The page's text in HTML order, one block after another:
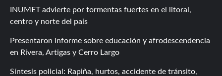
INUMET advierte por tormentas fuertes en el litoral,
centro y norte del país
Presentaron informe sobre educación y afrodescendencia
en Rivera, Artigas y Cerro Largo
Síntesis policial: Rapiña, hurtos, accidente de tránsito,